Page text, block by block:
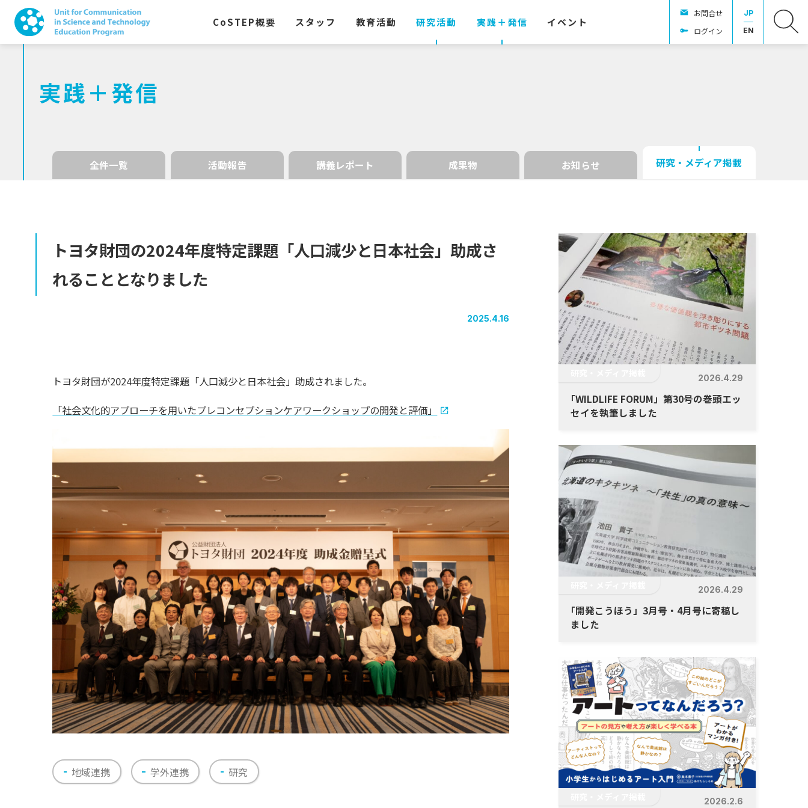
CoSTEP概要 スタッフ 教育活動 研究活動 実践＋発信 イベント
お問合せ
ログイン
JP
EN
実践＋発信
全件一覧 活動報告 講義レポート 成果物 お知らせ 研究・メディア掲載
トヨタ財団の2024年度特定課題 「人口減少と日本社会」助成さ
れることとなりました
2025.4.16
トヨタ財団が2024年度特定課題「人口減少と日本社会」助成されました。
「社会文化的アプローチを用いたプレコンセプションケアワークショップの開発と評価」
地域連携 学外連携 研究
2026.4.29
「WILDLIFE FORUM」第30号の巻頭エッ
セイを執筆しました
2026.4.29
「開発こうほう」3月号・4月号に寄稿し
ました
2026.2.6